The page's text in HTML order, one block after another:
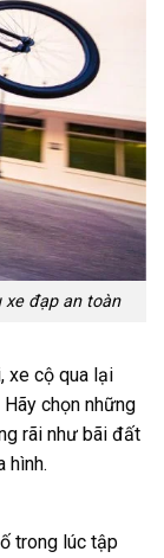
xe đạp an toàn
xe cộ qua lại
chọn những
rãi như bãi đất
hình.
trong lúc tập